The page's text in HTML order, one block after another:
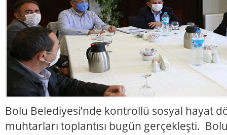
Bolu Belediyesi’nde kontrollü sosyal hayat
muhtarları toplantısı bugün gerçekleşti.